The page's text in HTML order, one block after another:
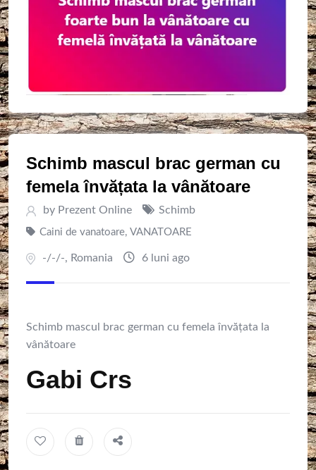
Schimb mascul brac german cu
femela învățata la vânătoare
by Prezent Online Schimb
Caini de vanatoare, VANATOARE
-/-/-, Romania 6 luni ago
Schimb mascul brac german cu femela învățata la
vânătoare
Gabi Crs